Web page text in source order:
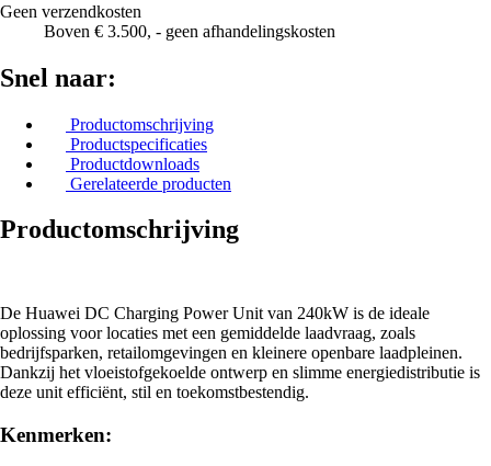
Geen verzendkosten
Boven € 3.500, - geen afhandelingskosten
Snel naar:
Productomschrijving
Productspecificaties
Productdownloads
Gerelateerde producten
Productomschrijving
De Huawei DC Charging Power Unit van 240kW is de ideale
oplossing voor locaties met een gemiddelde laadvraag, zoals
bedrijfsparken, retailomgevingen en kleinere openbare laadpleinen.
Dankzij het vloeistofgekoelde ontwerp en slimme energiedistributie is
deze unit efficiënt, stil en toekomstbestendig.
Kenmerken: